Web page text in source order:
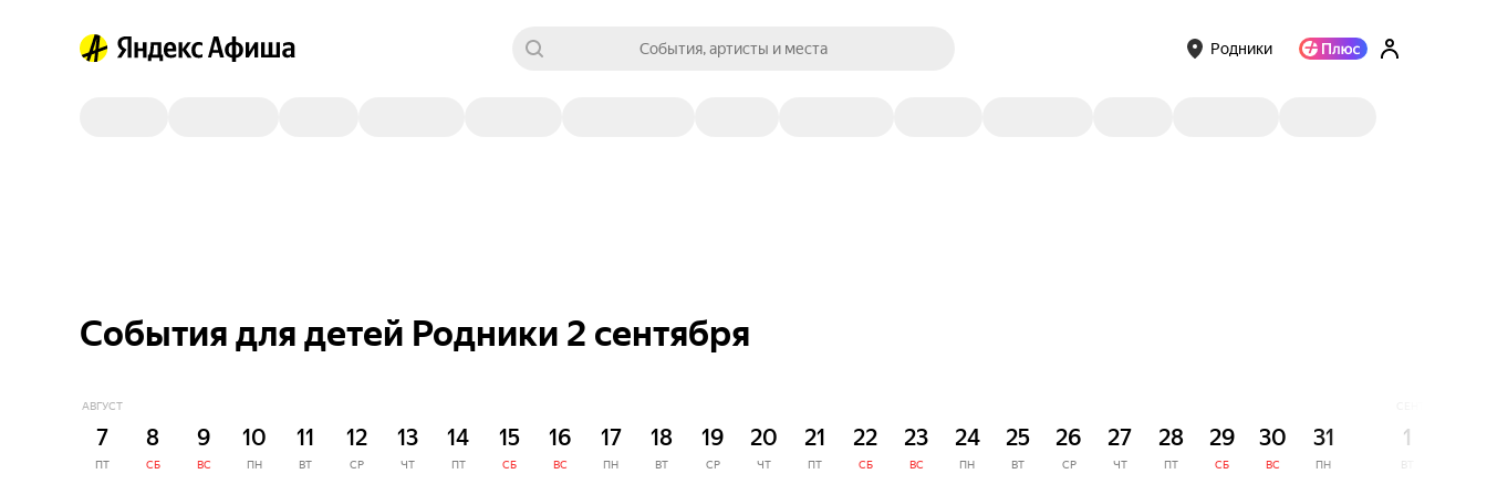
События, артисты и места Родники
События для детей Родники 2 сентября
АВГУСТ
7
ПТ
8
СБ
9
ВС
10
ПН
11
ВТ
12
СР
13
ЧТ
14
ПТ
15
СБ
16
ВС
17
ПН
18
ВТ
19
СР
20
ЧТ
21
ПТ
22
СБ
23
ВС
24
ПН
25
ВТ
26
СР
27
ЧТ
28
ПТ
29
СБ
30
ВС
31
ПН
1
ВТ